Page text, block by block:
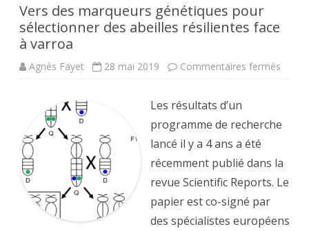
Vers des marqueurs génétiques pour
sélectionner des abeilles résilientes face
à varroa
Agnès Fayet 28 mai 2019 Commentaires fermés
des
face
à
varroa
Les résultats d’un
programme de recherche
lancé il y a 4 ans a été
récemment publié dans la
revue Scientific Reports. Le
papier est co-signé par
des spécialistes européens